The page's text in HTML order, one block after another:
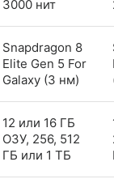
3000 нит
Snapdragon 8
Elite Gen 5 For
Galaxy (3 нм)
12 или 16 ГБ
ОЗУ, 256, 512
ГБ или 1 ТБ